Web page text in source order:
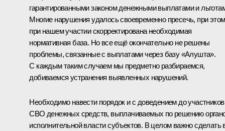
гарантированными законом денежными выплатами и
Многие нарушения удалось своевременно пресечь, при этом
при нашем участии скорректирована необходимая
нормативная база. Но все ещё окончательно не решены
проблемы, связанные с выплатами через базу «Алушта».
С каждым таким случаем мы предметно разбираемся,
добиваемся устранения выявленных нарушений.
Необходимо навести порядок и с доведением до участников
СВО денежных средств, выплачиваемых по решению
исполнительной власти субъектов. В целом важно сделать